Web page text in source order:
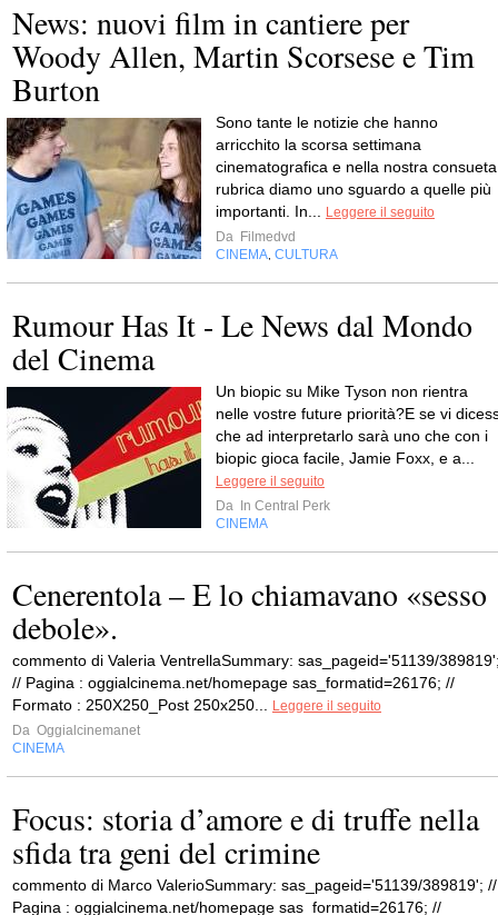
News: nuovi film in cantiere per
Woody Allen, Martin Scorsese e Tim
Burton
Sono tante le notizie che hanno
arricchito la scorsa settimana
cinematografica e nella nostra consueta
rubrica diamo uno sguardo a quelle più
importanti. In...
Leggere il seguito
Da Filmedvd
CINEMA CULTURA
Rumour Has It - Le News dal Mondo
del Cinema
Un biopic su Mike Tyson non rientra
nelle vostre future priorità?E se vi
che ad interpretarlo sarà uno che con i
biopic gioca facile, Jamie Foxx, e a...
Leggere il seguito
Da
In Central Perk
CINEMA
Cenerentola – E lo chiamavano «sesso
debole».
commento di Valeria VentrellaSummary: sas_pageid='51139/
// Pagina : oggialcinema.net/homepage sas_formatid=26176; //
Formato : 250X250_Post 250x250...
Leggere il seguito
Da Oggialcinemanet
CINEMA
Focus: storia d’amore e di truffe nella
sfida tra geni del crimine
commento di Marco ValerioSummary: sas_pageid='51139/389819'; //
Pagina : oggialcinema.net/homepage sas_formatid=26176; //